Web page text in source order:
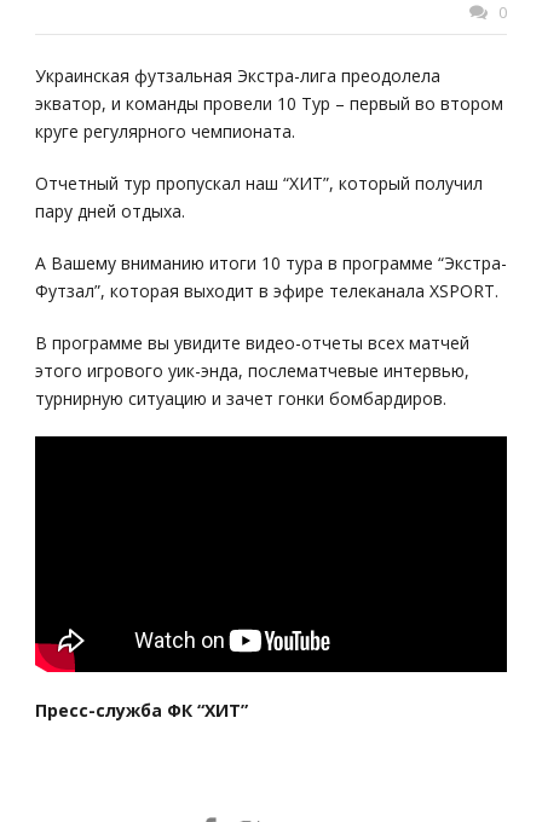
0
Украинская футзальная Экстра-лига преодолела
экватор, и команды провели 10 Тур – первый во втором
круге регулярного чемпионата.
Отчетный тур пропускал наш “ХИТ”, который получил
пару дней отдыха.
А Вашему вниманию итоги 10 тура в программе “Экстра-
Футзал”, которая выходит в эфире телеканала XSPORT.
В программе вы увидите видео-отчеты всех матчей
этого игрового уик-энда, послематчевые интервью,
турнирную ситуацию и зачет гонки бомбардиров.
Пресс-служба ФК “ХИТ”